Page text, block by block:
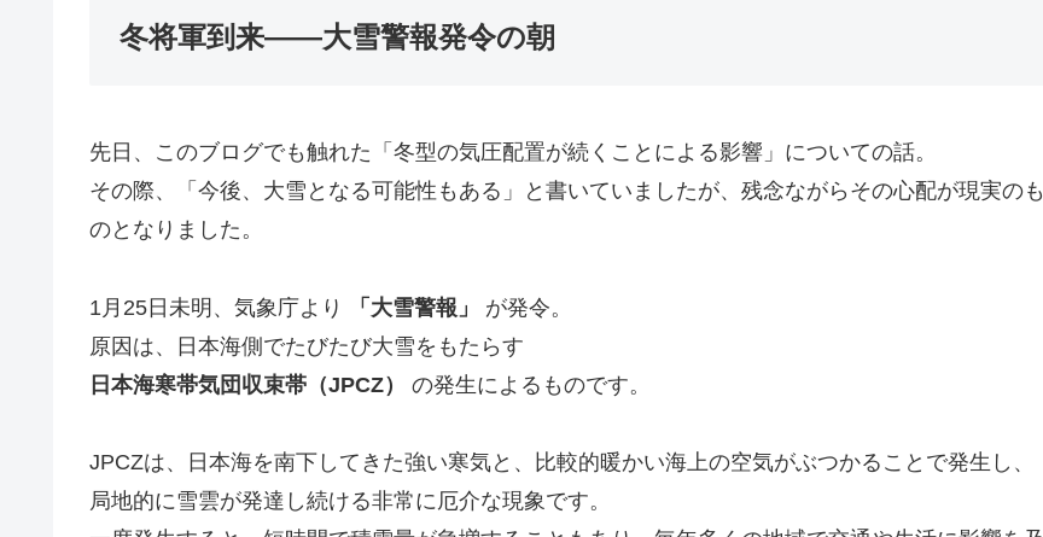
冬将軍到来――大雪警報発令の朝
先日、このブログでも触れた「冬型の気圧配置が続くことによる影響」についての話。
その際、「今後、大雪となる可能性もある」と書いていましたが、残念ながらその心配が現実のも
のとなりました。
1月25日未明、気象庁より 「大雪警報」
が発令。
原因は、日本海側でたびたび大雪をもたらす
日本海寒帯気団収束帯（JPCZ）
の発生によるものです。
JPCZは、日本海を南下してきた強い寒気と、比較的暖かい海上の空気がぶつかることで発生し、
局地的に雪雲が発達し続ける非常に厄介な現象です。